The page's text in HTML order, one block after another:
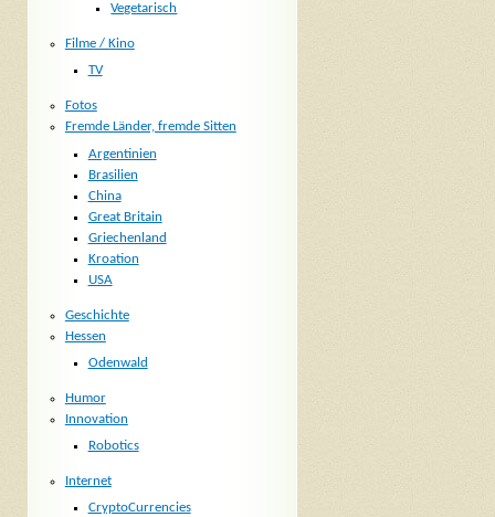
Vegetarisch
Filme / Kino
TV
Fotos
Fremde Länder, fremde Sitten
Argentinien
Brasilien
China
Great Britain
Griechenland
Kroation
USA
Geschichte
Hessen
Odenwald
Humor
Innovation
Robotics
Internet
CryptoCurrencies